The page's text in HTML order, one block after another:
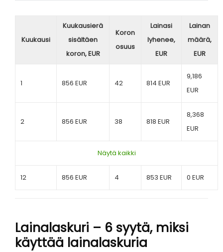
Kuukausi
Kuukausierä
sisältäen
koron, EUR
Koron
osuus
Lainasi
lyhenee,
EUR
Lainan
määrä,
EUR
1 856 EUR 42 814 EUR
9,186
EUR
2 856 EUR 38 818 EUR
8,368
EUR
Näytä kaikki
12 856 EUR 4 853 EUR 0 EUR
Lainalaskuri – 6 syytä, miksi
käyttää lainalaskuria